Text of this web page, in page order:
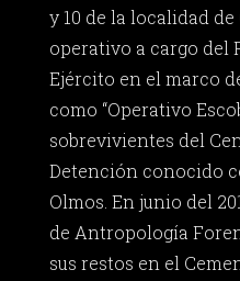
y 10 de la localidad
operativo a cargo del
Ejército en el marco
como “Operativo
sobrevivientes del
Detención conocido
Olmos. En junio del
de Antropología
sus restos en el